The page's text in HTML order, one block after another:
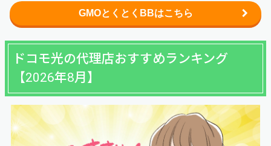
GMOとくとくBBはこちら
ドコモ光の代理店おすすめランキング
【2026年8月】